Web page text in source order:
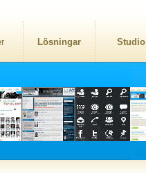
Lösningar Studio